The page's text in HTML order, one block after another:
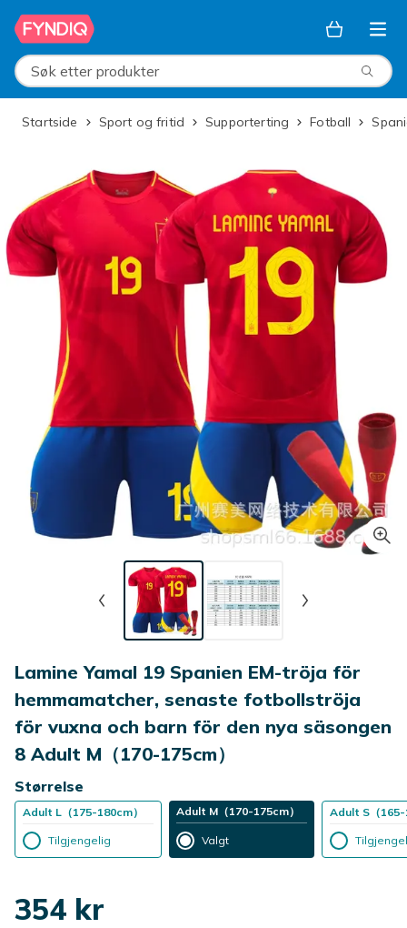
Hopp til hovedinnhold
Søk etter produkter
Startside Sport og fritid Supporterting Fotball
Lamine Yamal 19 Spanien EM-tröja för
hemmamatcher, senaste fotbollströja
för vuxna och barn för den nya säsongen
8 Adult M（170-175cm）
Størrelse
Adult L（175-180cm）
Tilgjengelig
Adult M（170-175cm）
Valgt
Adult S（165-
354 kr